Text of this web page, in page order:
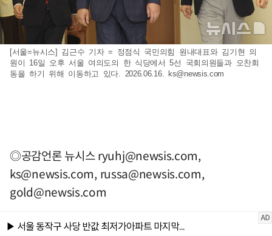
[서울=뉴시스] 김근수 기자 = 정점식 국민의힘 원내대표와 김기현 의
원이 16일 오후 서울 여의도의 한 식당에서 5선 국회의원들과 오찬회
동을 하기 위해 이동하고 있다. 2026.06.16. ks@newsis.com
◎공감언론 뉴시스ryuhj@newsis.com,
ks@newsis.com, russa@newsis.com,
gold@newsis.com